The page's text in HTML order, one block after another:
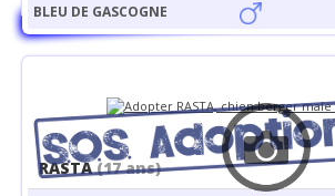
BLEU DE GASCOGNE
RASTA(17 ans)